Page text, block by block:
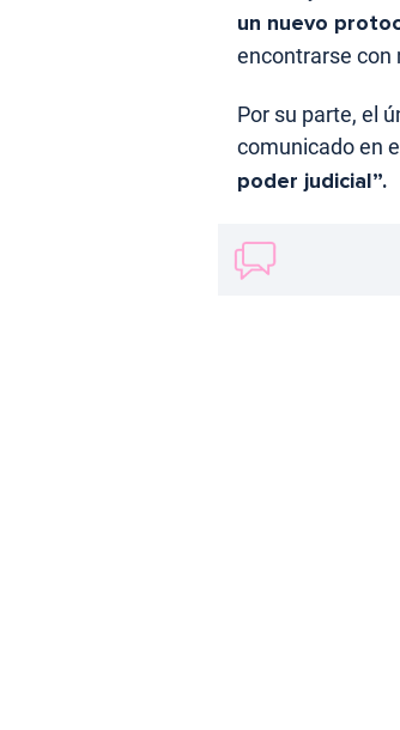
un nuevo
encontrarse con
Por su parte, el
comunicado en
poder judicial”.